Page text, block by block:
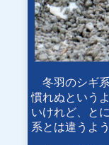
冬羽のシギ
慣れぬという
いけれど、と
系とは違うよ